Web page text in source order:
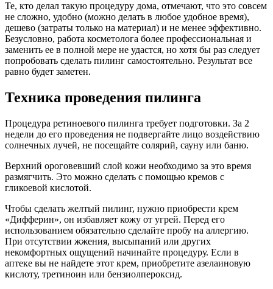
Те, кто делал такую процедуру дома, отмечают, что это совсем
не сложно, удобно (можно делать в любое удобное время),
дешево (затраты только на материал) и не менее эффективно.
Безусловно, работа косметолога более профессиональная и
заменить ее в полной мере не удастся, но хотя бы раз следует
попробовать сделать пилинг самостоятельно. Результат все
равно будет заметен.
Техника проведения пилинга
Процедура ретиноевого пилинга требует подготовки. За 2
недели до его проведения не подвергайте лицо воздействию
солнечных лучей, не посещайте солярий, сауну или баню.
Верхний ороговевший слой кожи необходимо за это время
размягчить. Это можно сделать с помощью кремов с
гликоевой кислотой.
Чтобы сделать желтый пилинг, нужно приобрести крем
«Дифферин», он избавляет кожу от угрей. Перед его
использованием обязательно сделайте пробу на аллергию.
При отсутствии жжения, высыпаний или других
некомфортных ощущений начинайте процедуру. Если в
аптеке вы не найдете этот крем, приобретите азелаиновую
кислоту, третиноин или бензиолпероксид.